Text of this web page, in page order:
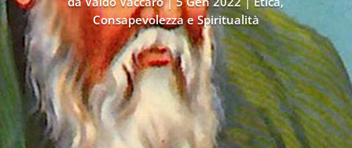
Consapevolezza e Spiritualità